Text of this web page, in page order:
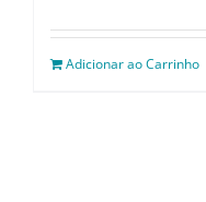
Adicionar ao Carrinho